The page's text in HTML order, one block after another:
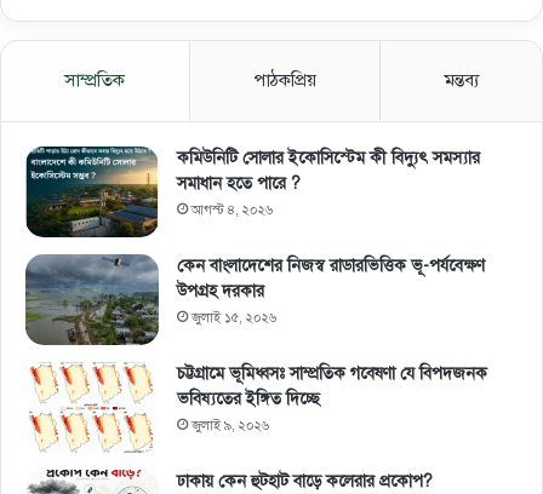
সাম্প্রতিক পাঠকপ্রিয় মন্তব্য
কমিউনিটি সোলার ইকোসিস্টেম কী বিদ্যুৎ সমস্যার
সমাধান হতে পারে ?
আগস্ট ৪, ২০২৬
কেন বাংলাদেশের নিজস্ব রাডারভিত্তিক ভূ-পর্যবেক্ষণ
উপগ্রহ দরকার
জুলাই ১৫, ২০২৬
চট্টগ্রামে ভূমিধ্বসঃ সাম্প্রতিক গবেষণা যে বিপদজনক
ভবিষ্যতের ইঙ্গিত দিচ্ছে
জুলাই ৯, ২০২৬
ঢাকায় কেন হুটহাট বাড়ে কলেরার প্রকোপ?